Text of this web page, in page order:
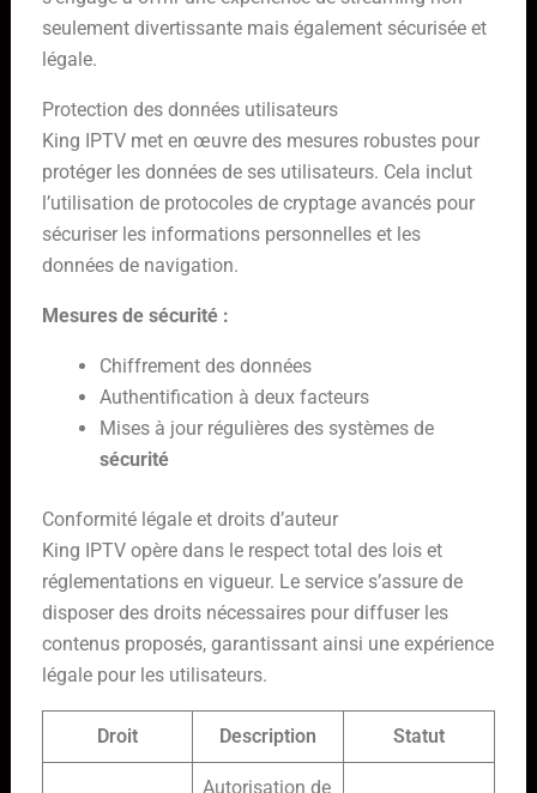
seulement divertissante mais également sécurisée et
légale.
Protection des données utilisateurs
King IPTV met en œuvre des mesures robustes pour
protéger les données de ses utilisateurs. Cela inclut
l’utilisation de protocoles de cryptage avancés pour
sécuriser les informations personnelles et les
données de navigation.
Mesures de sécurité :
Chiffrement des données
Authentification à deux facteurs
Mises à jour régulières des systèmes de
sécurité
Conformité légale et droits d’auteur
King IPTV opère dans le respect total des lois et
réglementations en vigueur. Le service s’assure de
disposer des droits nécessaires pour diffuser les
contenus proposés, garantissant ainsi une expérience
légale pour les utilisateurs.
Droit Description Statut
Autorisation de